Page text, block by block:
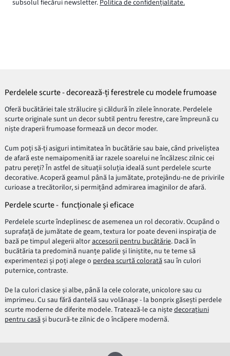
subsolul fiecărui newsletter.Politica de confidențialitate.
Perdelele scurte - decorează-ți ferestrele cu modele frumoase
Oferă bucătăriei tale strălucire și căldură în zilele înnorate. Perdelele
scurte originale sunt un decor subtil pentru ferestre, care împreună cu
niște draperii frumoase formează un decor moder.
Cum poți să-ți asiguri intimitatea în bucătărie sau baie, când priveliștea
de afară este nemaipomenită iar razele soarelui ne încălzesc zilnic cei
patru pereți? În astfel de situații soluția ideală sunt perdelele scurte
decorative. Acoperă geamul până la jumătate, protejându-ne de privirile
curioase a trecătorilor, si permițând admirarea imaginilor de afară.
Perdele scurte - funcționale și eficace
Perdelele scurte îndeplinesc de asemenea un rol decorativ. Ocupând o
suprafață de jumătate de geam, textura lor poate deveni inspirația de
bază pe timpul alegerii altoraccesorii pentru bucătărie. Dacă în
bucătăria ta predomină nuanțe palide și liniștite, nu te teme să
experimentezi și poți alege o perdea scurtă colorată sau în culori
puternice, contraste.
De la culori clasice și albe, până la cele colorate, unicolore sau cu
imprimeu. Cu sau fără dantelă sau volănașe - la bonprix găsești perdele
scurte moderne de diferite modele. Tratează-le ca niștedecorațiuni
pentru casă și bucură-te zilnic de o încăpere modernă.